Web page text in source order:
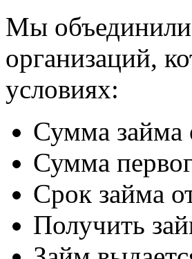
Мы
организаций,
условиях:
Сумма займа
Сумма
Срок займа
Получить